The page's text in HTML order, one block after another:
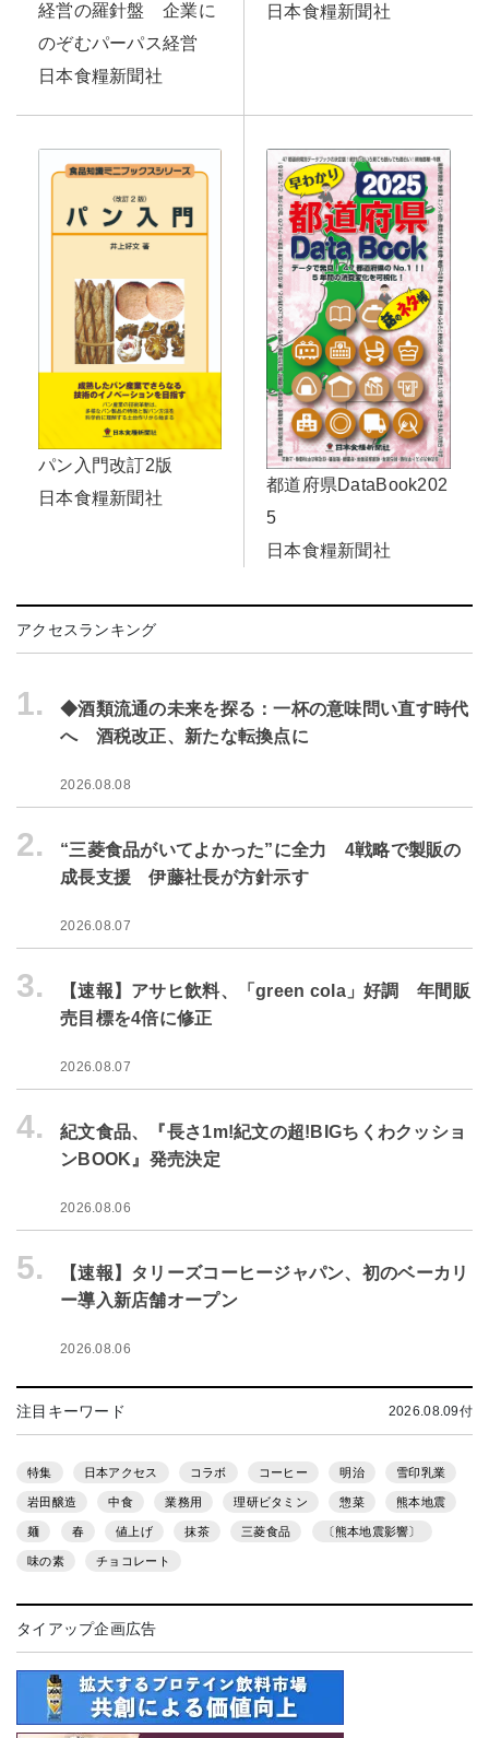
経営の羅針盤 企業に
のぞむパーパス経営
日本食糧新聞社
日本食糧新聞社
パン入門改訂2版
日本食糧新聞社
都道府県DataBook202
5
日本食糧新聞社
アクセスランキング
1.
◆酒類流通の未来を探る：一杯の意味問い直す時代
へ 酒税改正、新たな転換点に
2026.08.08
2.
“三菱食品がいてよかった”に全力 4戦略で製販の
成長支援 伊藤社長が方針示す
2026.08.07
3.
【速報】アサヒ飲料、「green cola」好調 年間販
売目標を4倍に修正
2026.08.07
4.
紀文食品、『長さ1m!紀文の超!BIGちくわクッショ
ンBOOK』発売決定
2026.08.06
5.
【速報】タリーズコーヒージャパン、初のベーカリ
ー導入新店舗オープン
2026.08.06
注目キーワード 2026.08.09付
特集 日本アクセス コラボ コーヒー 明治 雪印乳業
岩田醸造 中食 業務用 理研ビタミン 惣菜 熊本地震
麺 春 値上げ 抹茶 三菱食品 〔熊本地震影響〕
味の素 チョコレート
タイアップ企画広告